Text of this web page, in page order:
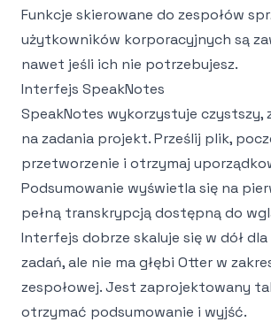
Funkcje skierowane do zespołów
użytkowników korporacyjnych są
nawet jeśli ich nie potrzebujesz.
Interfejs SpeakNotes
SpeakNotes wykorzystuje czystszy,
na zadania projekt. Prześlij plik,
przetworzenie i otrzymaj
Podsumowanie wyświetla się na
pełną transkrypcją dostępną do
Interfejs dobrze skaluje się w dół
zadań, ale nie ma głębi Otter w
zespołowej. Jest zaprojektowany
otrzymać podsumowanie i wyjść.